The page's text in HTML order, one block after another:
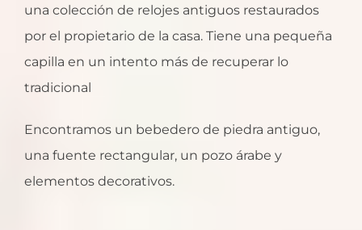
una colección de relojes antiguos restaurados
por el propietario de la casa. Tiene una pequeña
capilla en un intento más de recuperar lo
tradicional
Encontramos un bebedero de piedra antiguo,
una fuente rectangular, un pozo árabe y
elementos decorativos.